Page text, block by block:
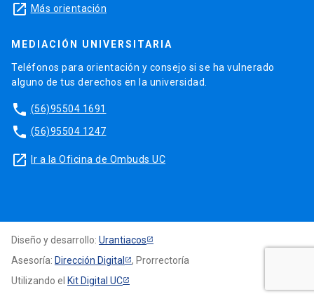
launch Más orientación
MEDIACIÓN UNIVERSITARIA
Teléfonos para orientación y consejo si se ha vulnerado
alguno de tus derechos en la universidad.
phone (56)95504 1691
phone (56)95504 1247
launch Ir a la Oficina de Ombuds UC
Diseño y desarrollo: Urantiacos
Asesoría: Dirección Digital
, Prorrectoría
Utilizando el Kit Digital UC